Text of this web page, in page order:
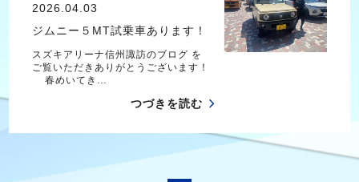
2026.04.03
ジムニー５MT試乗車あります！
スズキアリーナ信州諏訪のブログ を
ご覧いただきありがとうございます！
春めいてき…
つづきを読む